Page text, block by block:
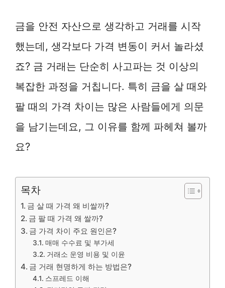
금을 안전 자산으로 생각하고 거래를 시작
했는데, 생각보다 가격 변동이 커서 놀라셨
죠? 금 거래는 단순히 사고파는 것 이상의
복잡한 과정을 거칩니다. 특히 금을 살 때와
팔 때의 가격 차이는 많은 사람들에게 의문
을 남기는데요, 그 이유를 함께 파헤쳐 볼까
요?
목차
금 살 때 가격 왜 비쌀까?
금 팔 때 가격 왜 쌀까?
금 가격 차이 주요 원인은?
매매 수수료 및 부가세
거래소 운영 비용 및 이윤
금 거래 현명하게 하는 방법은?
스프레드 이해